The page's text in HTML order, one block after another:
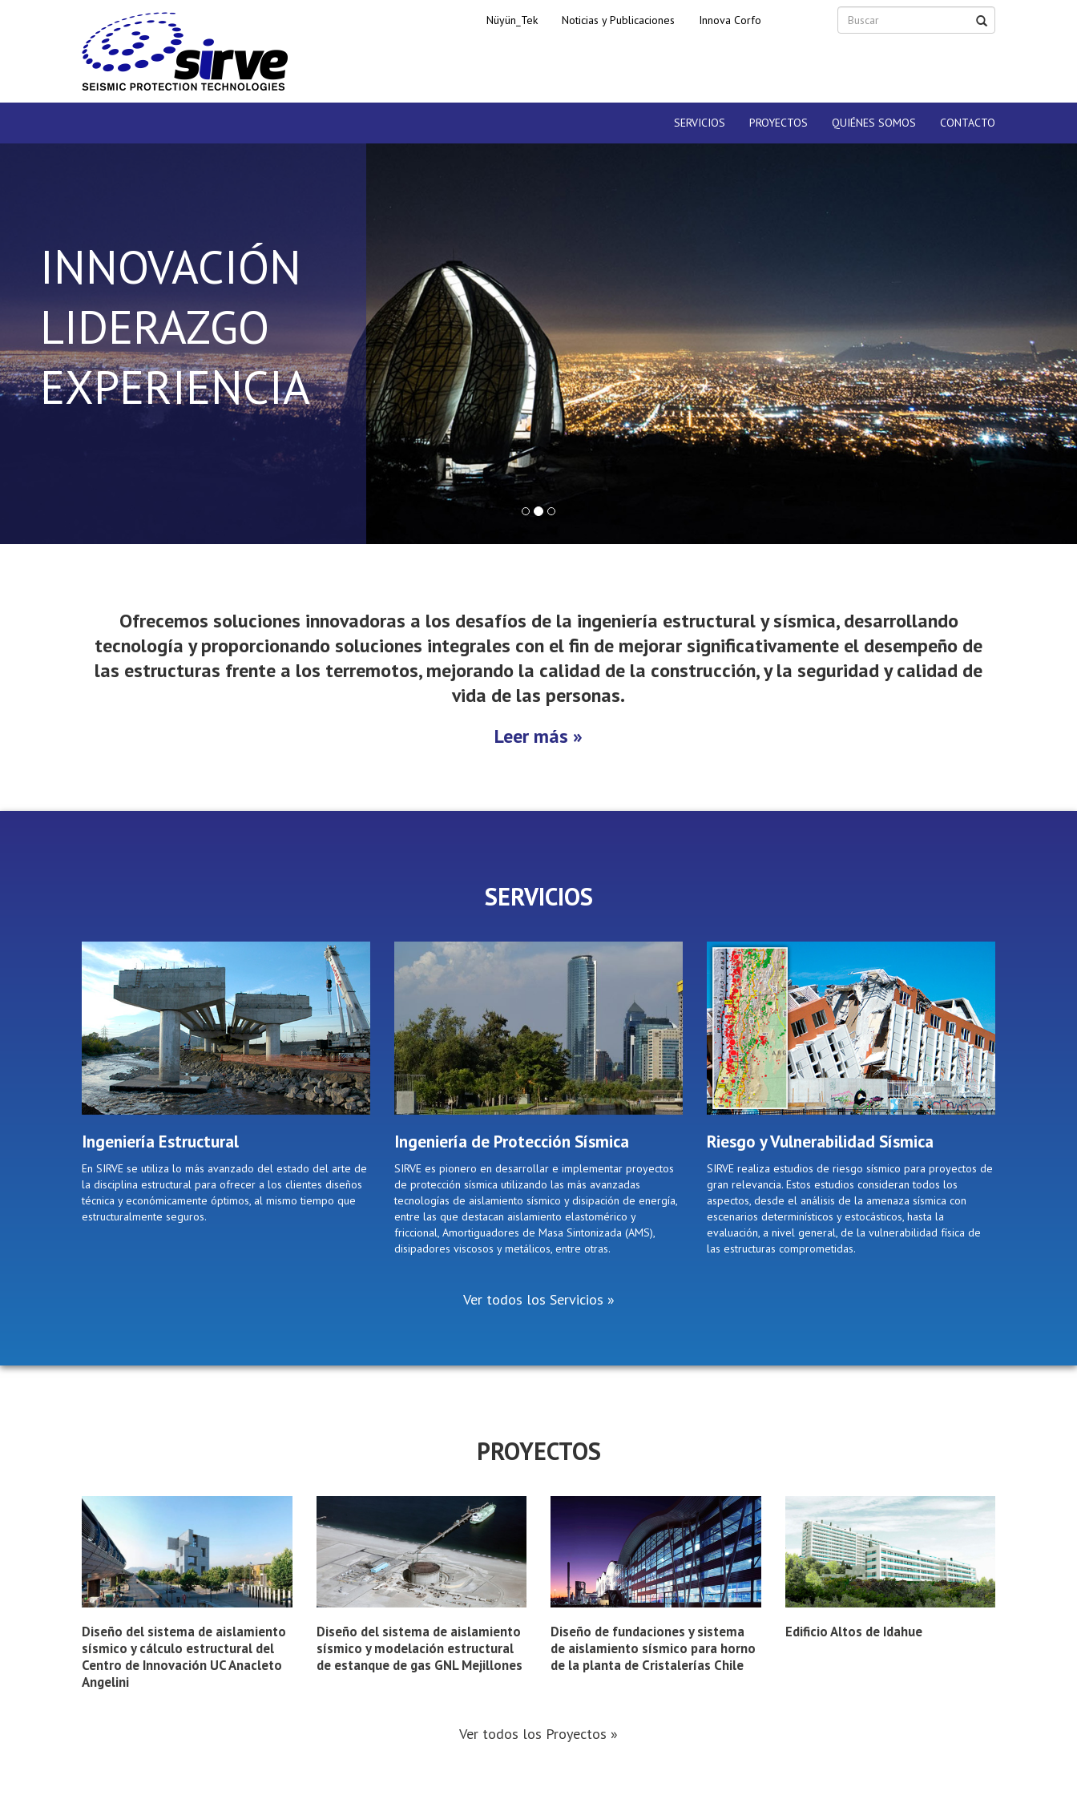
Nüyün_Tek Noticias y Publicaciones Innova Corfo
SERVICIOS PROYECTOS QUIÉNES SOMOS CONTACTO
INNOVACIÓN
LIDERAZGO
EXPERIENCIA
Ofrecemos soluciones innovadoras a los desafíos de la ingeniería estructural y sísmica, desarrollando
tecnología y proporcionando soluciones integrales con el fin de mejorar significativamente el desempeño de
las estructuras frente a los terremotos, mejorando la calidad de la construcción, y la seguridad y calidad de
vida de las personas.
Leer más »
SERVICIOS
Ingeniería Estructural
En SIRVE se utiliza lo más avanzado del estado del arte de
la disciplina estructural para ofrecer a los clientes diseños
técnica y económicamente óptimos, al mismo tiempo que
estructuralmente seguros.
Ingeniería de Protección Sísmica
SIRVE es pionero en desarrollar e implementar proyectos
de protección sísmica utilizando las más avanzadas
tecnologías de aislamiento sísmico y disipación de energía,
entre las que destacan aislamiento elastomérico y
friccional, Amortiguadores de Masa Sintonizada (AMS),
disipadores viscosos y metálicos, entre otras.
Riesgo y Vulnerabilidad Sísmica
SIRVE realiza estudios de riesgo sísmico para proyectos de
gran relevancia. Estos estudios consideran todos los
aspectos, desde el análisis de la amenaza sísmica con
escenarios determinísticos y estocásticos, hasta la
evaluación, a nivel general, de la vulnerabilidad física de
las estructuras comprometidas.
Ver todos los Servicios »
PROYECTOS
Diseño del sistema de aislamiento
sísmico y cálculo estructural del
Centro de Innovación UC Anacleto
Angelini
Diseño del sistema de aislamiento
sí­smico y modelación estructural
de estanque de gas GNL Mejillones
Diseño de fundaciones y sistema
de aislamiento sí­smico para horno
de la planta de Cristalerí­as Chile
Edificio Altos de Idahue
Ver todos los Proyectos »